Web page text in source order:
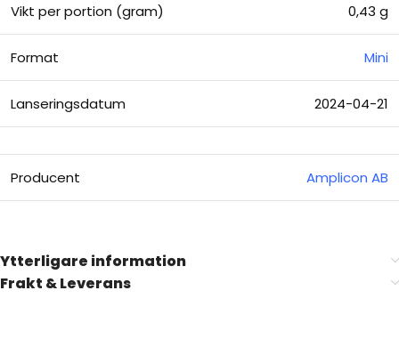
Vikt per portion (gram) 0,43 g
Format Mini
Lanseringsdatum 2024-04-21
Producent Amplicon AB
Ytterligare information
Frakt & Leverans